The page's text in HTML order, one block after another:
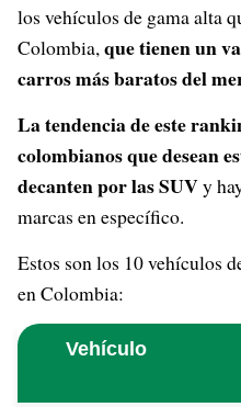
los vehículos de gama alta
Colombia,que tienen un
carros más baratos del
La tendencia de este
colombianos que desean
decanten por las SUVy
marcas en específico.
Estos son los 10 vehículos
en Colombia:
Vehículo